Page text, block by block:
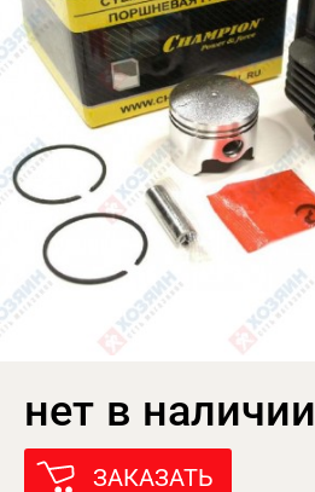
нет в наличии
ЗАКАЗАТЬ